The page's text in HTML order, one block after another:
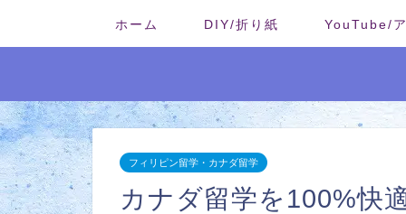
ホーム DIY/折り紙 YouTube/
フィリピン留学・カナダ留学
カナダ留学を100%快